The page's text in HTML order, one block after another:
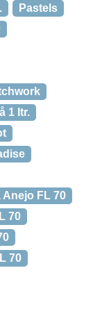
Pastels
1 ltr.
Anejo FL 70
70
70